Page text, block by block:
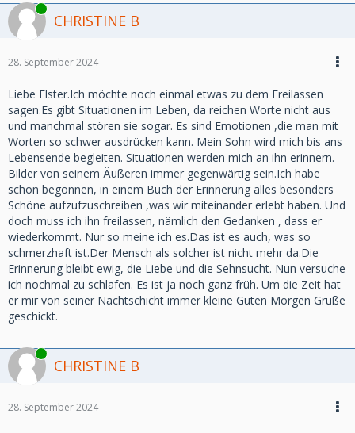
Online
CHRISTINE B
28. September 2024
Liebe Elster.Ich möchte noch einmal etwas zu dem Freilassen
sagen.Es gibt Situationen im Leben, da reichen Worte nicht aus
und manchmal stören sie sogar. Es sind Emotionen ,die man mit
Worten so schwer ausdrücken kann. Mein Sohn wird mich bis ans
Lebensende begleiten. Situationen werden mich an ihn erinnern.
Bilder von seinem Äußeren immer gegenwärtig sein.Ich habe
schon begonnen, in einem Buch der Erinnerung alles besonders
Schöne aufzufzuschreiben ,was wir miteinander erlebt haben. Und
doch muss ich ihn freilassen, nämlich den Gedanken , dass er
wiederkommt. Nur so meine ich es.Das ist es auch, was so
schmerzhaft ist.Der Mensch als solcher ist nicht mehr da.Die
Erinnerung bleibt ewig, die Liebe und die Sehnsucht. Nun versuche
ich nochmal zu schlafen. Es ist ja noch ganz früh. Um die Zeit hat
er mir von seiner Nachtschicht immer kleine Guten Morgen Grüße
geschickt.
Online
CHRISTINE B
28. September 2024